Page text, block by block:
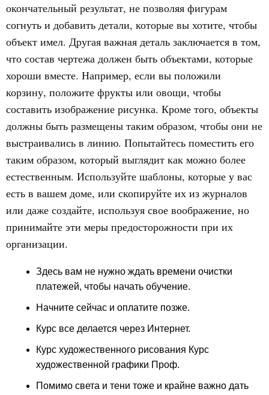
окончательный результат, не позволяя фигурам
согнуть и добавить детали, которые вы хотите, чтобы
объект имел. Другая важная деталь заключается в том,
что состав чертежа должен быть объектами, которые
хороши вместе. Например, если вы положили
корзину, положите фрукты или овощи, чтобы
составить изображение рисунка. Кроме того, объекты
должны быть размещены таким образом, чтобы они не
выстраивались в линию. Попытайтесь поместить его
таким образом, который выглядит как можно более
естественным. Используйте шаблоны, которые у вас
есть в вашем доме, или скопируйте их из журналов
или даже создайте, используя свое воображение, но
принимайте эти меры предосторожности при их
организации.
Здесь вам не нужно ждать времени очистки
платежей, чтобы начать обучение.
Начните сейчас и оплатите позже.
Курс все делается через Интернет.
Курс художественного рисования Курс
художественной графики Проф.
Помимо света и тени тоже и крайне важно дать